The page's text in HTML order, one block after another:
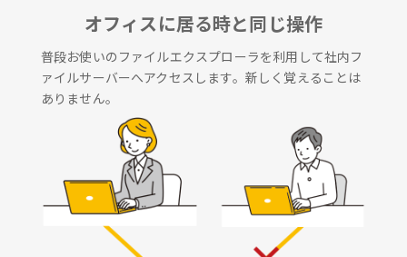
オフィスに居る時と同じ操作
普段お使いのファイルエクスプローラを利用して社内フ
ァイルサーバーへアクセスします。新しく覚えることは
ありません。